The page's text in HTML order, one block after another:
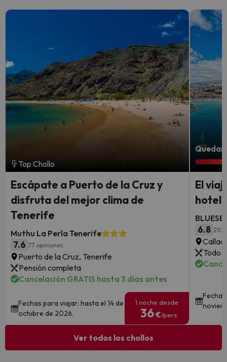
Top Chollo
Escápate a Puerto de la Cruz y
disfruta del mejor clima de
Tenerife
Muthu La Perla Tenerife
7.6 77 opiniones
Puerto de la Cruz, Tenerife
Pensión completa
Cancelación GRATIS hasta 3 días antes
Fechas para viajar: hasta el 14 de
octubre de 2026.
1 noche desde
36€/pers.
Quedan
El
hotel
6.8 210
Todo
Ver todos los chollos